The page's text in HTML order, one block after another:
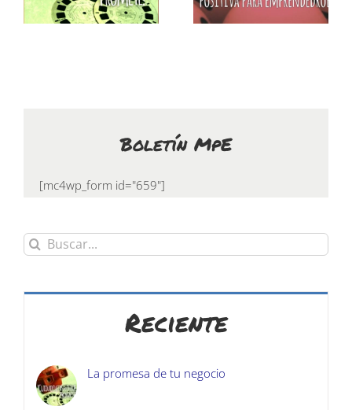
Boletín MpE
[mc4wp_form id="659"]
Buscar:
Reciente
La promesa de tu negocio